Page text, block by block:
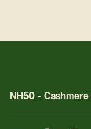
NH50 -